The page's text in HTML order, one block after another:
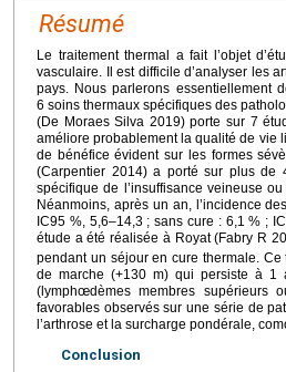
Résumé
Le traitement thermal a fait l’objet
vasculaire. Il est difficile d’analyser les
pays. Nous parlerons essentiellement
6 soins thermaux spécifiques des
(De Moraes Silva 2019) porte sur 7
améliore probablement la qualité de vie
de bénéfice évident sur les formes
(Carpentier 2014) a porté sur plus
spécifique de l’insuffisance veineuse
Néanmoins, après un an, l’incidence
IC95 %, 5,6–14,3 ; sans cure : 6,1 % ;
étude a été réalisée à Royat (Fabry R
pendant un séjour en cure thermale.
de marche (+130 m) qui persiste à 1
(lymphœdèmes membres supérieurs
favorables observés sur une série de
l’arthrose et la surcharge pondérale,
Conclusion